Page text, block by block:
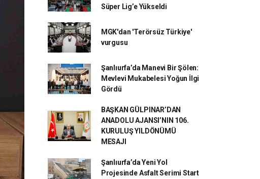
Süper Lig’e Yükseldi
MGK'dan 'Terörsüz Türkiye'
vurgusu
Şanlıurfa’da Manevi Bir Şölen:
Mevlevi Mukabelesi Yoğun İlgi
Gördü
BAŞKAN GÜLPINAR’DAN
ANADOLU AJANSI’NIN 106.
KURULUŞ YILDÖNÜMÜ
MESAJI
Şanlıurfa’da Yeni Yol
Projesinde Asfalt Serimi Start